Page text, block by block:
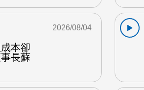
本卻
長蘇
2026/08/04